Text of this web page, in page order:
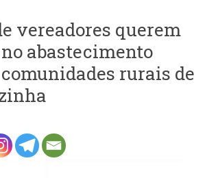
vereadores querem
abastecimento
comunidades rurais de